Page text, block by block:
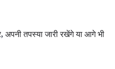
, अपनी तपस्या जारी रखेंगे या आगे भी